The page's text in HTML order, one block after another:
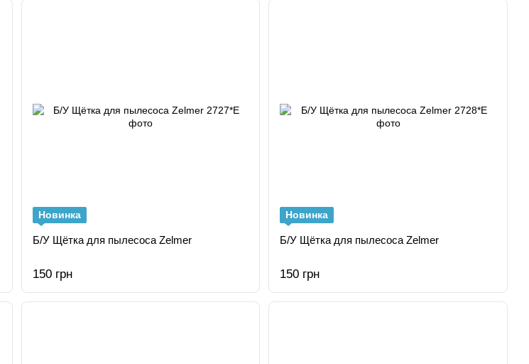
Новинка
Б/У Щётка для пылесоса Zelmer
150 грн
Новинка
Б/У Щётка для пылесоса Zelmer
150 грн